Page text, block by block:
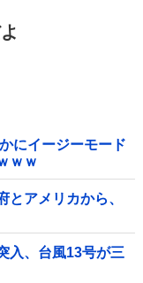
にイージーモード
ｗｗ
とアメリカから、
入、台風13号が三